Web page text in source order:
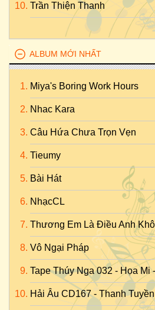
Trần Thiện Thanh
ALBUM MỚI NHẤT
Miya's Boring Work Hours
Nhac Kara
Câu Hứa Chưa Trọn Vẹn
Tieumy
Bài Hát
NhạcCL
Thương Em Là Điều Anh
Vô Ngại Pháp
Tape Thúy Nga 032 - Họa Mi
Hải Âu CD167 - Thanh